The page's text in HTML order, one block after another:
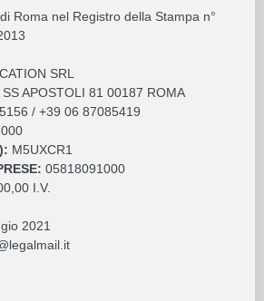
Roma nel Registro della Stampa n°
SRL
SS APOSTOLI 81 00187 ROMA
/ +39 06 87085419
M5UXCR1
05818091000
I.V.
2021